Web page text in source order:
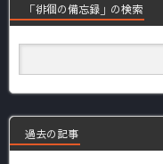
「徘徊の備忘録」の検索
過去の記事